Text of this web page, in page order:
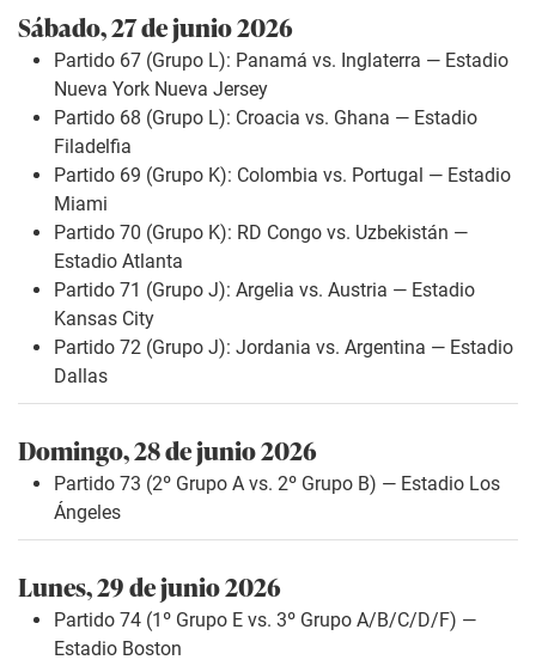
Sábado, 27 de junio 2026
Partido 67 (Grupo L): Panamá vs. Inglaterra — Estadio
Nueva York Nueva Jersey
Partido 68 (Grupo L): Croacia vs. Ghana — Estadio
Filadelfia
Partido 69 (Grupo K): Colombia vs. Portugal — Estadio
Miami
Partido 70 (Grupo K): RD Congo vs. Uzbekistán —
Estadio Atlanta
Partido 71 (Grupo J): Argelia vs. Austria — Estadio
Kansas City
Partido 72 (Grupo J): Jordania vs. Argentina — Estadio
Dallas
Domingo, 28 de junio 2026
Partido 73 (2º Grupo A vs. 2º Grupo B) — Estadio Los
Ángeles
Lunes, 29 de junio 2026
Partido 74 (1º Grupo E vs. 3º Grupo A/B/C/D/F) —
Estadio Boston